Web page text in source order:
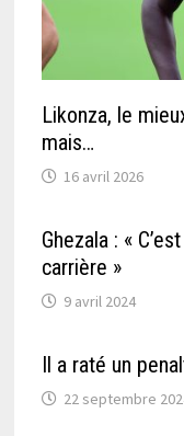
Likonza, le
mais…
16 avril 2026
Ghezala : «
carrière »
9 avril 2024
Il a raté un
22 septembre